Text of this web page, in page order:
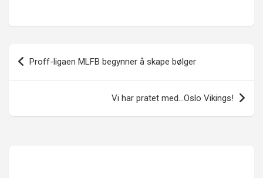
Innleggsnavigasjon
Proff-ligaen MLFB begynner å skape bølger
Vi har pratet med…Oslo Vikings!